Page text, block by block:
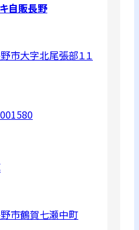
自販長野
市大字北尾張部１１
市鶴賀七瀬中町